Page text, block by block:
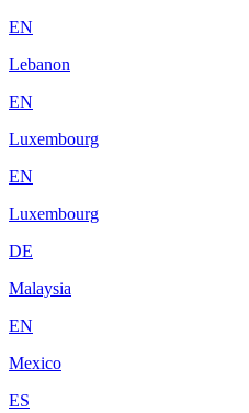
EN
Lebanon
EN
Luxembourg
EN
Luxembourg
DE
Malaysia
EN
Mexico
ES